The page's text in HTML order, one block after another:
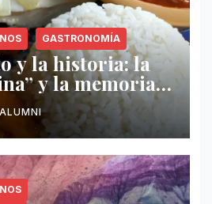
GASTRONOMÍA
y la historia: la
y la memoria
Rico
ALUMNI